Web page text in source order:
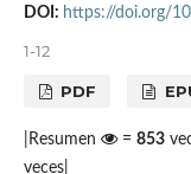
DOI: https://doi.org/
1-12
PDF
|Resumen = 853
veces|